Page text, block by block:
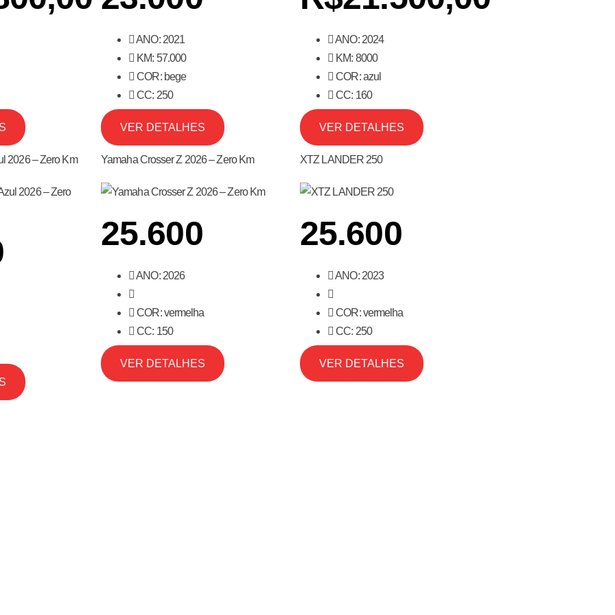
ANO: 2021
KM: 57.000
COR: bege
CC: 250
VER DETALHES
ANO: 2024
KM: 8000
COR: azul
CC: 160
VER DETALHES
2026 – Zero Km Yamaha Crosser Z 2026 – Zero Km
25.600
ANO: 2026
COR: vermelha
CC: 150
VER DETALHES
XTZ LANDER 250
25.600
ANO: 2023
COR: vermelha
CC: 250
VER DETALHES